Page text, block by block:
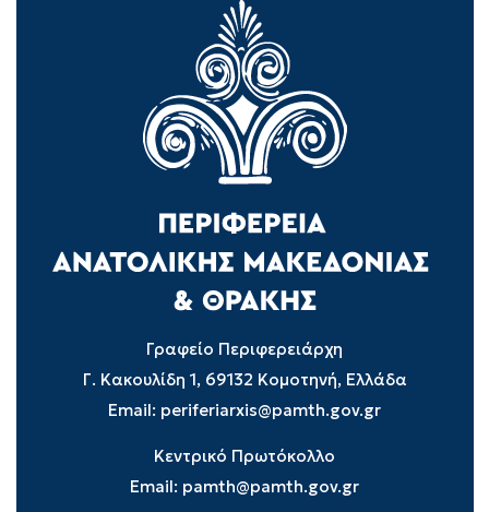
Γραφείο Περιφερειάρχη
Γ. Κακουλίδη 1, 69132 Κομοτηνή, Ελλάδα
Email: periferiarxis@pamth.gov.gr
Κεντρικό Πρωτόκολλο
Email: pamth@pamth.gov.gr